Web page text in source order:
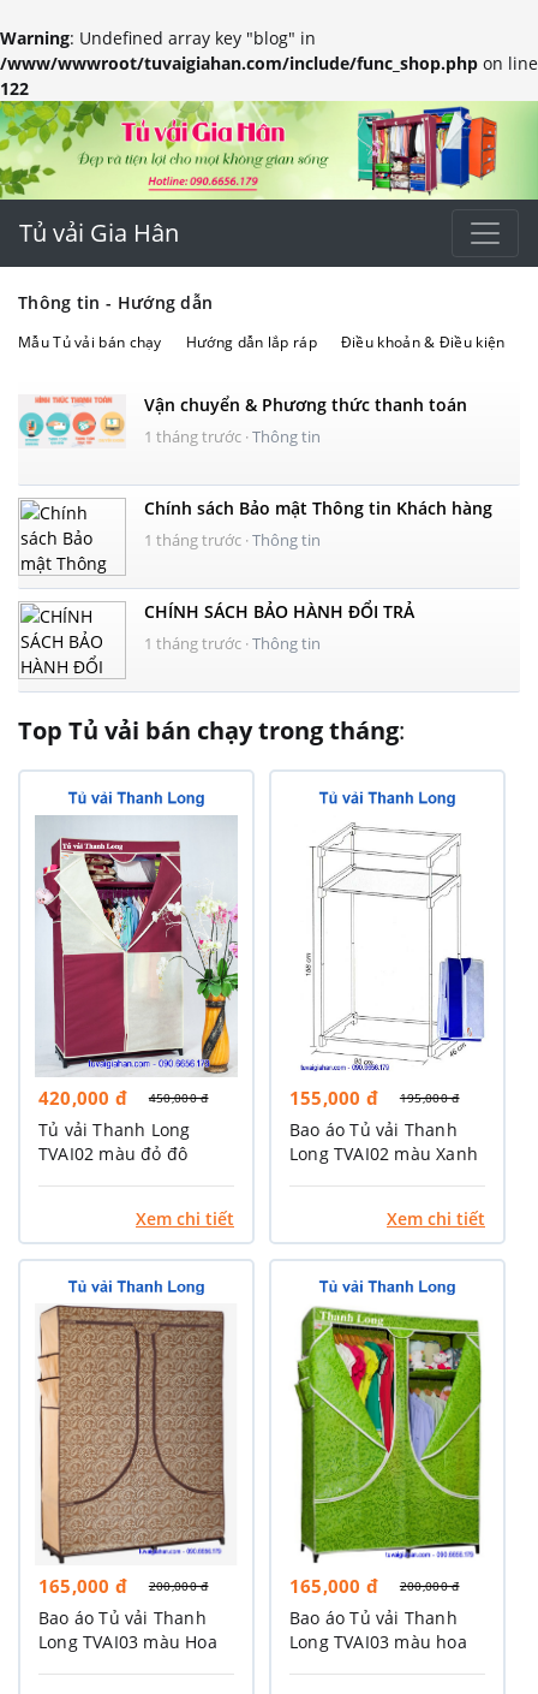
Warning: Undefined array key "blog" in
/www/wwwroot/tuvaigiahan.com/include/func_shop.php on line
122
Tủ vải Gia Hân
Thông tin - Hướng dẫn
Mẫu Tủ vải bán chạy Hướng dẫn lắp ráp Điều khoản & Điều kiện
Vận chuyển & Phương thức thanh toán
1 tháng trước ·Thông tin
Chính sách Bảo mật Thông tin Khách hàng
1 tháng trước ·Thông tin
CHÍNH SÁCH BẢO HÀNH ĐỔI TRẢ
1 tháng trước ·Thông tin
Top Tủ vải bán chạy trong tháng:
420,000 đ 450,000 đ
Tủ vải Thanh Long
TVAI02 màu đỏ đô
Xem chi tiết
155,000 đ 195,000 đ
Bao áo Tủ vải Thanh
Long TVAI02 màu Xanh
Xem chi tiết
165,000 đ 200,000 đ
Bao áo Tủ vải Thanh
Long TVAI03 màu Hoa
165,000 đ 200,000 đ
Bao áo Tủ vải Thanh
Long TVAI03 màu hoa